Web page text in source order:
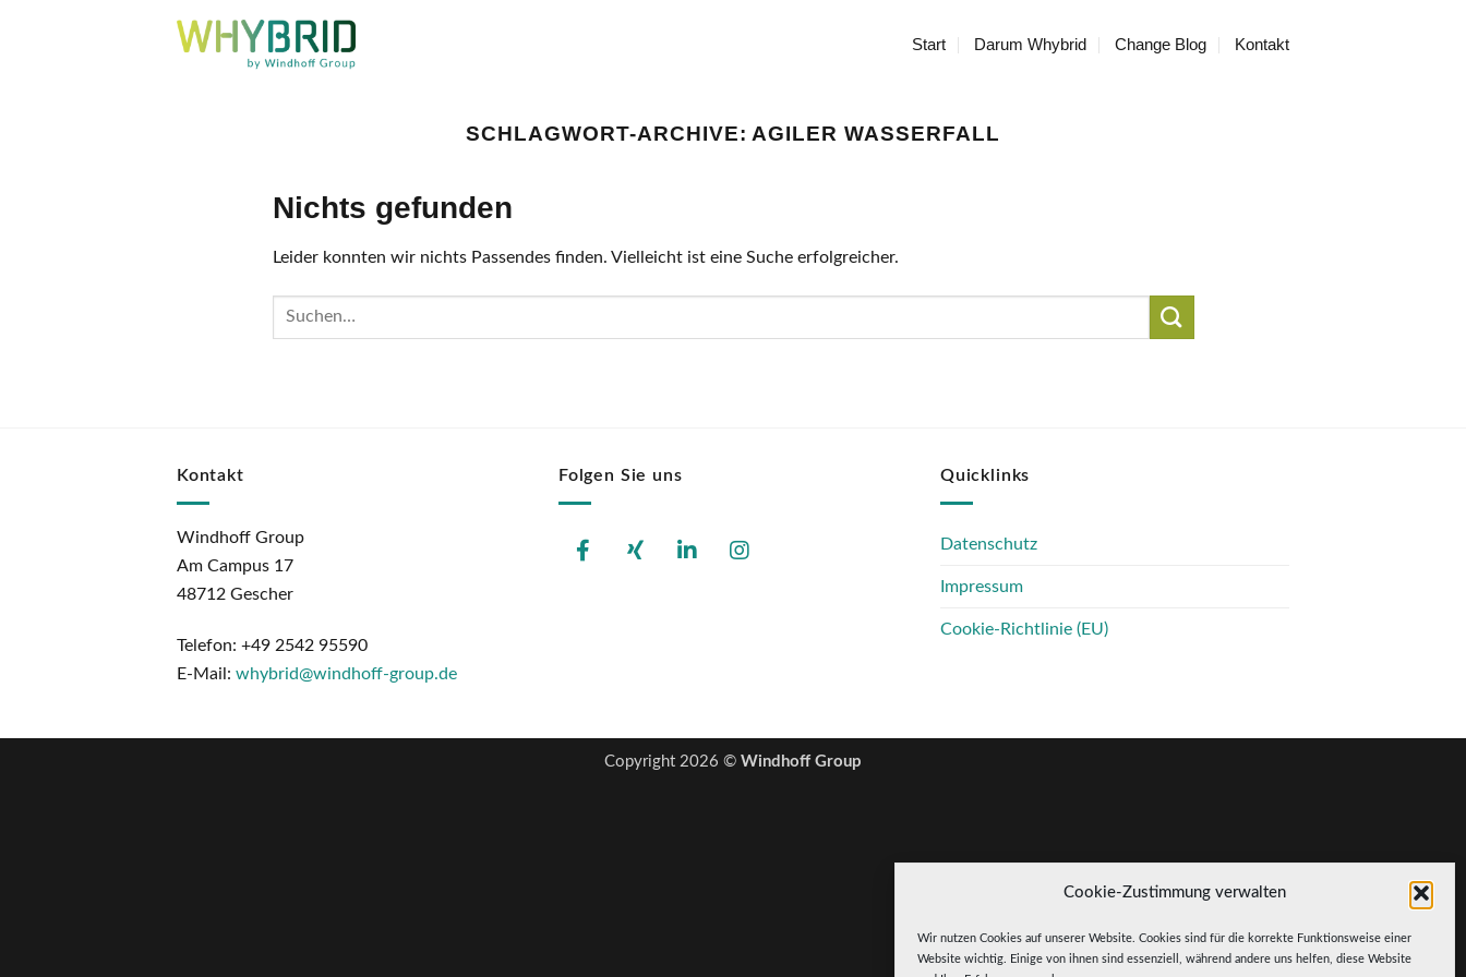
Cookie-Zustimmung verwalten
Wir nutzen Cookies auf unserer Website. Cookies sind für die korrekte Funktionsweise einer
Website wichtig. Einige von ihnen sind essenziell, während andere uns helfen, diese Website
Start Darum Whybrid Change Blog Kontakt
SCHLAGWORT-ARCHIVE: AGILER WASSERFALL
Nichts gefunden
Leider konnten wir nichts Passendes finden. Vielleicht ist eine Suche erfolgreicher.
Kontakt
Windhoff Group
Am Campus 17
48712 Gescher
Telefon: +49 2542 95590
E-Mail: whybrid@windhoff-group.de
Folgen Sie uns Quicklinks
Datenschutz
Impressum
Cookie-Richtlinie (EU)
Copyright 2026 © Windhoff Group